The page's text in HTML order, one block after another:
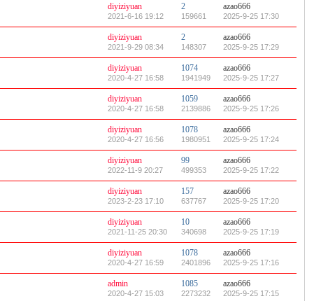
diyiziyuan
2021-6-16 19:12
2
159661
azao666
2025-9-25 17:30
diyiziyuan
2021-9-29 08:34
2
148307
azao666
2025-9-25 17:29
diyiziyuan
2020-4-27 16:58
1074
1941949
azao666
2025-9-25 17:27
diyiziyuan
2020-4-27 16:58
1059
2139886
azao666
2025-9-25 17:26
diyiziyuan
2020-4-27 16:56
1078
1980951
azao666
2025-9-25 17:24
diyiziyuan
2022-11-9 20:27
99
499353
azao666
2025-9-25 17:22
diyiziyuan
2023-2-23 17:10
157
637767
azao666
2025-9-25 17:20
diyiziyuan
2021-11-25 20:30
10
340698
azao666
2025-9-25 17:19
diyiziyuan
2020-4-27 16:59
1078
2401896
azao666
2025-9-25 17:16
admin
2020-4-27 15:03
1085
2273232
azao666
2025-9-25 17:15